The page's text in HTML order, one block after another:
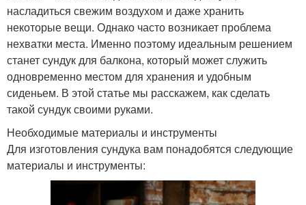
насладиться свежим воздухом и даже хранить
некоторые вещи. Однако часто возникает проблема
нехватки места. Именно поэтому идеальным решением
станет сундук для балкона, который может служить
одновременно местом для хранения и удобным
сиденьем. В этой статье мы расскажем, как сделать
такой сундук своими руками.
Необходимые материалы и инструменты
Для изготовления сундука вам понадобятся следующие
материалы и инструменты: